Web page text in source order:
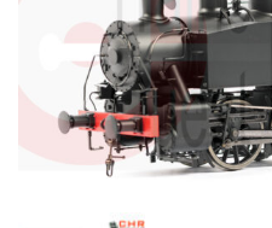
HUMBROL
ITALERI
JOUEF
KOLIBRI
LGB
MAKETTE